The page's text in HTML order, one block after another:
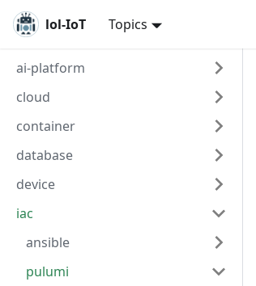
lol-IoT Topics
ai-platform
cloud
container
database
device
iac
ansible
pulumi